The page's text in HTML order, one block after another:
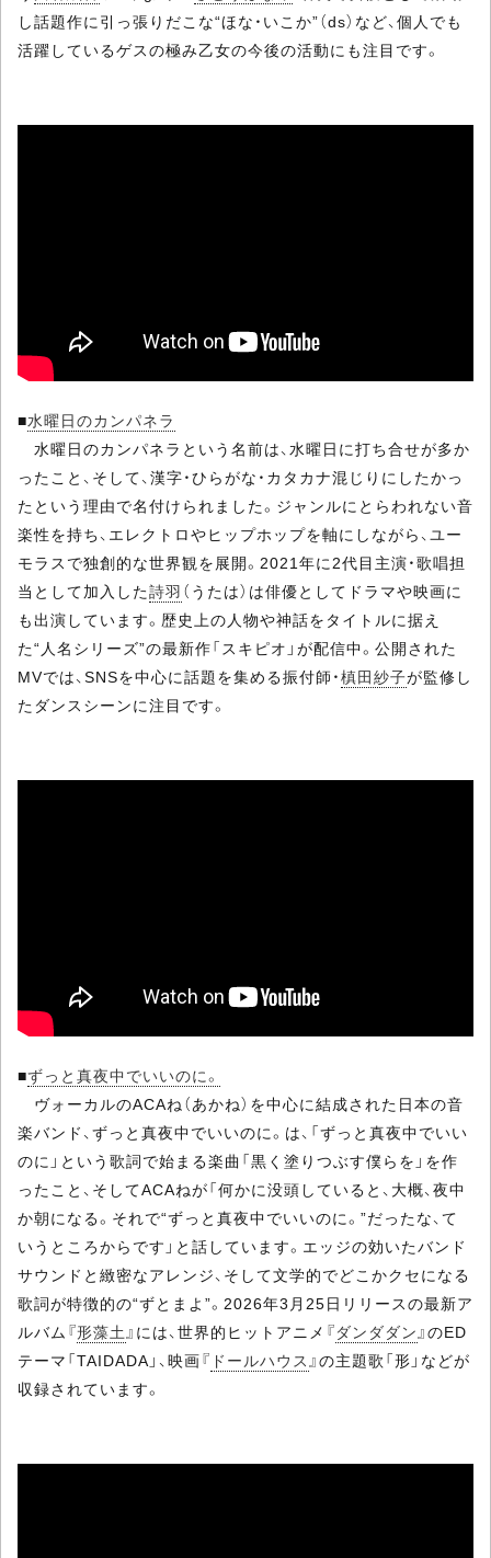
し話題作に引っ張りだこな“ほな・いこか”（ds）など、個人でも
活躍しているゲスの極み乙女の今後の活動にも注目です。
■水曜日のカンパネラ
水曜日のカンパネラという名前は、水曜日に打ち合せが多か
ったこと、そして、漢字・ひらがな・カタカナ混じりにしたかっ
たという理由で名付けられました。ジャンルにとらわれない音
楽性を持ち、エレクトロやヒップホップを軸にしながら、ユー
モラスで独創的な世界観を展開。2021年に2代目主演・歌唱担
当として加入した詩羽 （うたは）は俳優としてドラマや映画に
も出演しています。歴史上の人物や神話をタイトルに据え
た“人名シリーズ”の最新作「スキピオ」が配信中。公開された
MVでは、SNSを中心に話題を集める振付師・槙田紗子が監修し
たダンスシーンに注目です。
■ずっと真夜中でいいのに。
ヴォーカルのACAね（あかね）を中心に結成された日本の音
楽バンド、ずっと真夜中でいいのに。は、「ずっと真夜中でいい
のに」という歌詞で始まる楽曲「黒く塗りつぶす僕らを」を作
ったこと、そしてACAねが「何かに没頭していると、大概、夜中
か朝になる。それで“ずっと真夜中でいいのに。”だったな、て
いうところからです」と話しています。エッジの効いたバンド
サウンドと緻密なアレンジ、そして文学的でどこかクセになる
歌詞が特徴的の“ずとまよ”。2026年3月25日リリースの最新ア
ルバム『形藻土』には、世界的ヒットアニメ『ダンダダン』のED
テーマ「TAIDADA」、映画『 ドールハウス』の主題歌「形」などが
収録されています。